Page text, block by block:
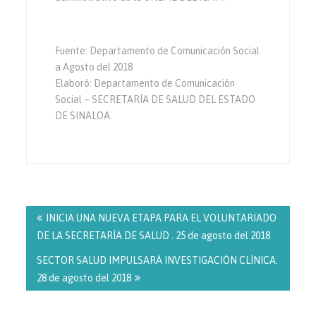
Fuente: Departamento de Comunicación Social
a Agosto del 2018
Elaboró: Departamento de Comunicación
Social – SECRETARÍA DE SALUD DEL ESTADO
DE SINALOA.
de
entradas
INICIA UNA NUEVA ETAPA PARA EL VOLUNTARIADO
DE LA SECRETARÍA DE SALUD . 25 de agosto del 2018
SECTOR SALUD IMPULSARÁ INVESTIGACIÓN CLÍNICA.
28 de agosto del 2018